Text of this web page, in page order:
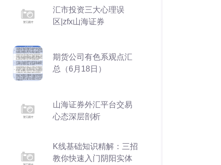
汇市投资三大心理误
区|zfx山海证券
期货公司有色系观点汇
总（6月18日）
山海证券外汇平台交易
心态深层剖析
K线基础知识精解：三招
教你快速入门阴阳实体